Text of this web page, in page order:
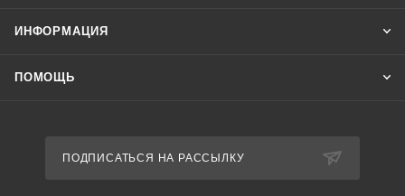
ИНФОРМАЦИЯ
ПОМОЩЬ
ПОДПИСАТЬСЯ НА РАССЫЛКУ